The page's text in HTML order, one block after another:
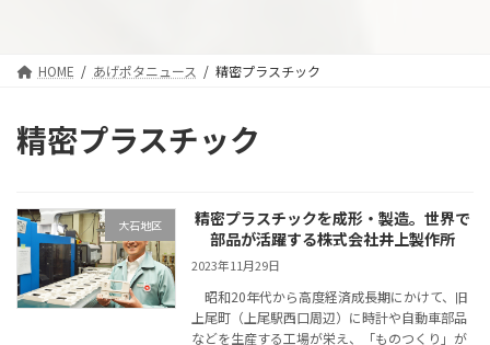
HOME あげポタニュース 精密プラスチック
精密プラスチック
大石地区
精密プラスチックを成形・製造。世界で
部品が活躍する株式会社井上製作所
2023年11月29日
昭和20年代から高度経済成長期にかけて、旧
上尾町（上尾駅西口周辺）に時計や自動車部品
などを生産する工場が栄え、「ものつくり」が